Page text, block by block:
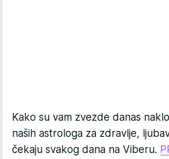
Kako su vam zvezde danas
naših astrologa za zdravlje,
čekaju svakog dana na Viberu.